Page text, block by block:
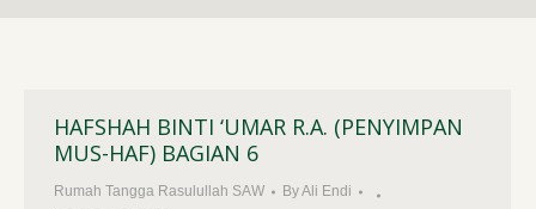
HAFSHAH BINTI ‘UMAR R.A. (PENYIMPAN
MUS-HAF) BAGIAN 6
Rumah Tangga Rasulullah SAW ByAli Endi